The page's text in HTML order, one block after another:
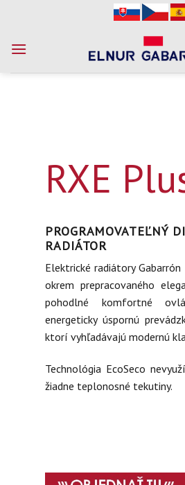
content
RXE
PROGRAMOVATEĽNÝ
RADIÁTOR
Elektrické radiátory Gabarrón
okrem prepracovaného
pohodlné komfortné
energeticky úspornú
ktorí vyhľadávajú modernú
Technológia EcoSeco
žiadne teplonosné tekutiny.